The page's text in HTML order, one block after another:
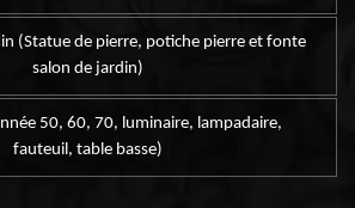
(Statue de pierre, potiche pierre et fonte
salon de jardin)
50, 60, 70, luminaire, lampadaire,
fauteuil, table basse)